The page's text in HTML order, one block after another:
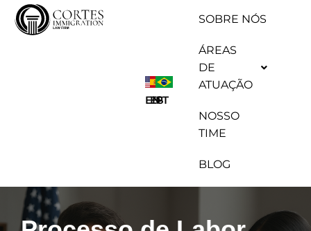
Pular
SOBRE NÓS
ÁREAS
DE
ATUAÇÃO
NOSSO
TIME
BLOG
EN
ESPT